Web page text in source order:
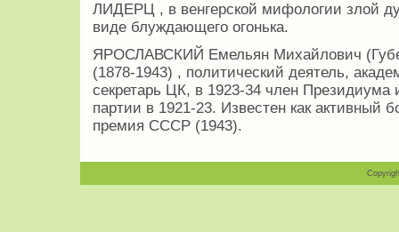
ЛИДЕРЦ , в венгерской мифологии злой
виде блуждающего огонька.
ЯРОСЛАВСКИЙ Емельян Михайлович
(1878-1943) , политический деятель,
секретарь ЦК, в 1923-34 член
партии в 1921-23. Известен как активный
премия СССР (1943).